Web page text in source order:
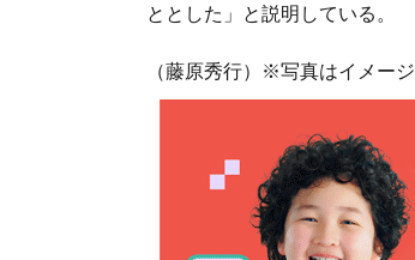
ととした」と説明している。
（藤原秀行）※写真はイメージ